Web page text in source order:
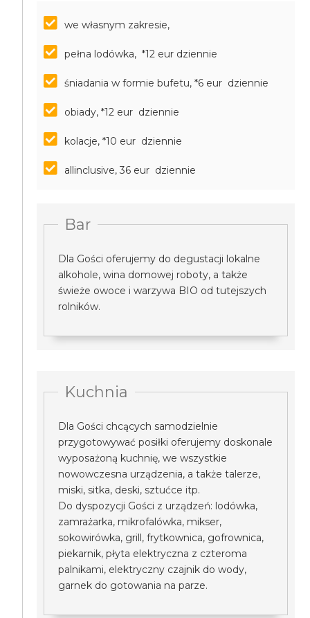
we własnym zakresie,
pełna lodówka, *12 eur dziennie
śniadania w formie bufetu, *6 eur dziennie
obiady, *12 eur dziennie
kolacje, *10 eur dziennie
allinclusive, 36 eur dziennie
Bar
Dla Gości oferujemy do degustacji lokalne
alkohole, wina domowej roboty, a także
świeże owoce i warzywa BIO od tutejszych
rolników.
Kuchnia
Dla Gości chcących samodzielnie
przygotowywać posiłki oferujemy doskonale
wyposażoną kuchnię, we wszystkie
nowowczesna urządzenia, a także talerze,
miski, sitka, deski, sztućce itp.
Do dyspozycji Gości z urządzeń: lodówka,
zamrażarka, mikrofalówka, mikser,
sokowirówka, grill, frytkownica, gofrownica,
piekarnik, płyta elektryczna z czteroma
palnikami, elektryczny czajnik do wody,
garnek do gotowania na parze.